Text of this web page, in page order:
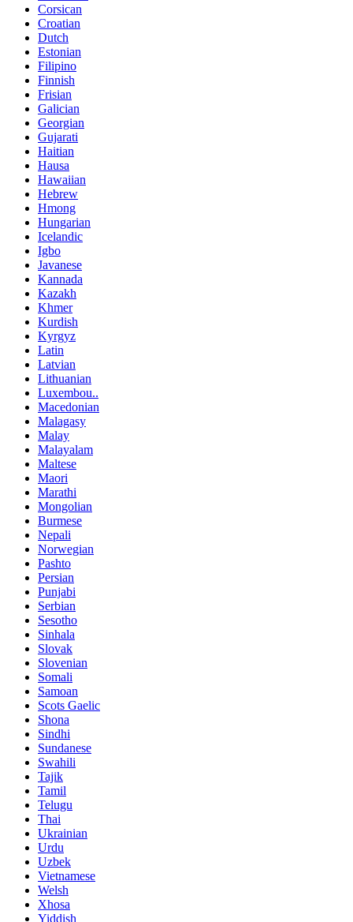
Corsican
Croatian
Dutch
Estonian
Filipino
Finnish
Frisian
Galician
Georgian
Gujarati
Haitian
Hausa
Hawaiian
Hebrew
Hmong
Hungarian
Icelandic
Igbo
Javanese
Kannada
Kazakh
Khmer
Kurdish
Kyrgyz
Latin
Latvian
Lithuanian
Luxembou..
Macedonian
Malagasy
Malay
Malayalam
Maltese
Maori
Marathi
Mongolian
Burmese
Nepali
Norwegian
Pashto
Persian
Punjabi
Serbian
Sesotho
Sinhala
Slovak
Slovenian
Somali
Samoan
Scots Gaelic
Shona
Sindhi
Sundanese
Swahili
Tajik
Tamil
Telugu
Thai
Ukrainian
Urdu
Uzbek
Vietnamese
Welsh
Xhosa
Yiddish